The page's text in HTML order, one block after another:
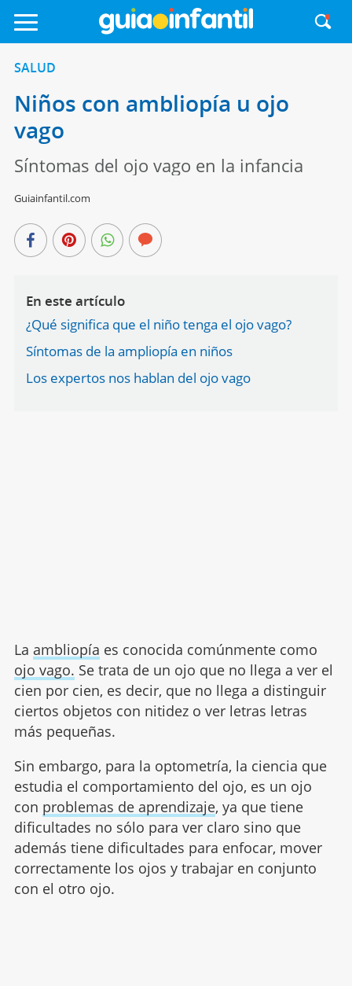
SALUD
Niños con ambliopía u ojo
vago
Síntomas del ojo vago en la infancia
Guiainfantil.com
En este artículo
¿Qué significa que el niño tenga el ojo vago?
Síntomas de la ampliopía en niños
Los expertos nos hablan del ojo vago
La ambliopía es conocida comúnmente como
ojo vago. Se trata de un ojo que no llega a ver el
cien por cien, es decir, que no llega a distinguir
ciertos objetos con nitidez o ver letras letras
más pequeñas.
Sin embargo, para la optometría, la ciencia que
estudia el comportamiento del ojo, es un ojo
con problemas de aprendizaje, ya que tiene
dificultades no sólo para ver claro sino que
además tiene dificultades para enfocar, mover
correctamente los ojos y trabajar en conjunto
con el otro ojo.